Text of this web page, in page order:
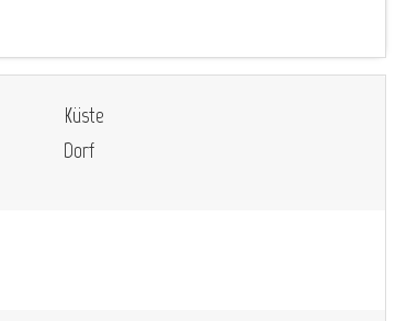
Küste
Dorf